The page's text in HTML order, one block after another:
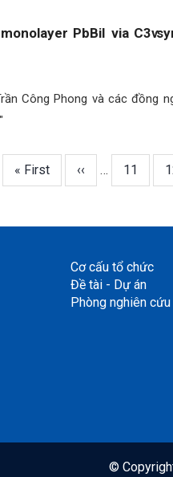
PbBiI via C3ѵ
Công Phong và các đồng
First
« First
Trang
‹‹ … Page
11
Cơ cấu tổ chức
Đề tài - Dự án
Phòng nghiên cứu
©